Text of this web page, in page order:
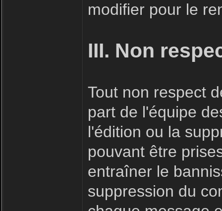
modifier pour le
III. Non
Tout non respect
part de l'équipe
l'édition ou la
pouvant être
entraîner le
suppression du